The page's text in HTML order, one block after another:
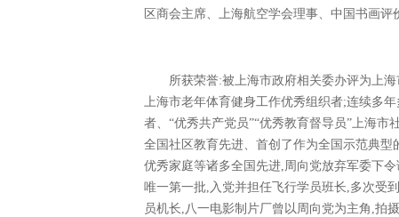
区商会主席、上海航空学会理事、中国书画
所获荣誉:被上海市政府相关委办评为上
上海市老年体育健身工作优秀组织者;连续多
者、“优秀共产党员”“优秀教育督导员”上海市
全国社区教育先进、首创了作为全国示范典
优秀家庭等诸多全国先进,周向党放弃军委下
唯一第一批,入党并担任飞行学员班长,多次受
员机长,八一电影制片厂曾以周向党为主角,拍